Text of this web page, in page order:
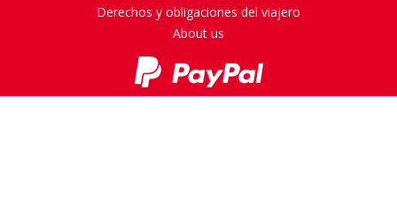
Derechos y obligaciones del viajero
About us